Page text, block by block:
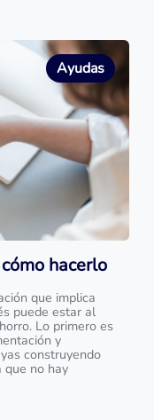
Ayudas
hacerlo
que implica
puede estar al
Lo primero es
y
construyendo
que no hay